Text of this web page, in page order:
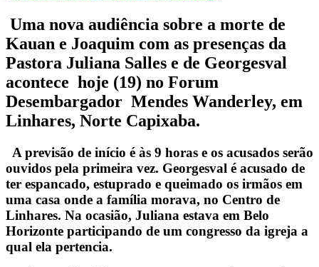
Uma nova audiência sobre a morte de
Kauan e Joaquim com as presenças da
Pastora Juliana Salles e de Georgesval
acontece hoje (19) no Forum
Desembargador Mendes Wanderley, em
Linhares, Norte Capixaba.
A previsão de início é às 9 horas e os acusados serão
ouvidos pela primeira vez. Georgesval é acusado de
ter espancado, estuprado e queimado os irmãos em
uma casa onde a família morava, no Centro de
Linhares. Na ocasião, Juliana estava em Belo
Horizonte participando de um congresso da igreja a
qual ela pertencia.